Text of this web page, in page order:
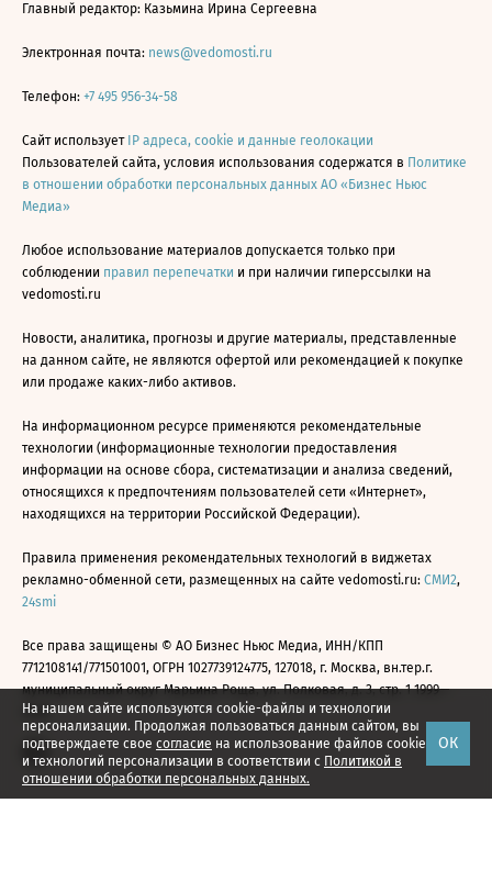
На нашем сайте используются cookie-файлы и технологии
персонализации. Продолжая пользоваться данным сайтом, вы
подтверждаете свое согласие на использование файлов cookie
и технологий персонализации в соответствии с Политикой в
отношении обработки персональных данных.
ОК
Главный редактор: Казьмина Ирина Сергеевна
Электронная почта: news@vedomosti.ru
Телефон: +7 495 956-34-58
Сайт использует IP адреса, cookie и данные геолокации
Пользователей сайта, условия использования содержатся в Политике
в отношении обработки персональных данных АО «Бизнес Ньюс
Медиа»
Любое использование материалов допускается только при
соблюдении правил перепечатки и при наличии гиперссылки на
vedomosti.ru
Новости, аналитика, прогнозы и другие материалы, представленные
на данном сайте, не являются офертой или рекомендацией к покупке
или продаже каких-либо активов.
На информационном ресурсе применяются рекомендательные
технологии (информационные технологии предоставления
информации на основе сбора, систематизации и анализа сведений,
относящихся к предпочтениям пользователей сети «Интернет»,
находящихся на территории Российской Федерации).
Правила применения рекомендательных технологий в виджетах
рекламно-обменной сети, размещенных на сайте vedomosti.ru: СМИ2,
24smi
Все права защищены © АО Бизнес Ньюс Медиа, ИНН/КПП
7712108141/771501001, ОГРН 1027739124775, 127018, г. Москва, вн.тер.г.
муниципальный округ Марьина Роща, ул. Полковая, д. 3, стр. 1 1999—
2026